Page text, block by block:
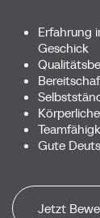
Erfahrung
Geschick
Gute
Jetzt